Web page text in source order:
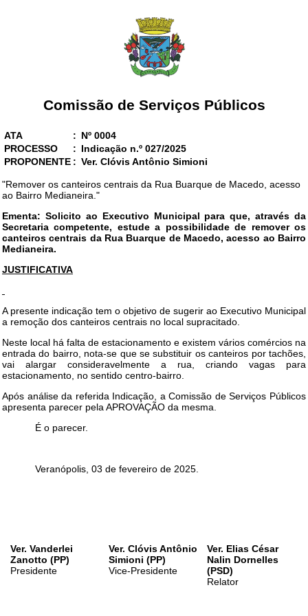
Comissão de Serviços Públicos
ATA : Nº 0004
PROCESSO
: Indicação n.º 027/2025
PROPONENTE : Ver. Clóvis Antônio Simioni
"Remover os canteiros centrais da Rua Buarque de Macedo, acesso
ao Bairro Medianeira."
Ementa: Solicito ao Executivo Municipal para que, através da
Secretaria competente, estude a possibilidade de remover os
canteiros centrais da Rua Buarque de Macedo, acesso ao Bairro
Medianeira.
JUSTIFICATIVA
A presente indicação tem o objetivo de sugerir ao Executivo Municipal
a remoção dos canteiros centrais no local supracitado.
Neste local há falta de estacionamento e existem vários comércios na
entrada do bairro, nota-se que se substituir os canteiros por tachões,
vai alargar consideravelmente a rua, criando vagas para
estacionamento, no sentido centro-bairro.
Após análise da referida Indicação, a Comissão de Serviços Públicos
apresenta parecer pela APROVAÇÃO da mesma.
É o parecer.
Veranópolis, 03 de fevereiro de 2025.
Ver. Vanderlei
Zanotto (PP)
Presidente
Ver. Clóvis Antônio
Simioni (PP)
Vice-Presidente
Ver. Elias César
Nalin Dornelles
(PSD)
Relator